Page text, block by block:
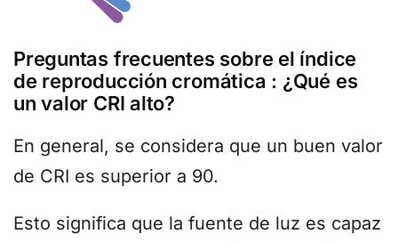
Preguntas frecuentes sobre el índice
de reproducción cromática : ¿Qué es
un valor CRI alto?
En general, se considera que un buen valor
de CRI es superior a 90.
Esto significa que la fuente de luz es capaz